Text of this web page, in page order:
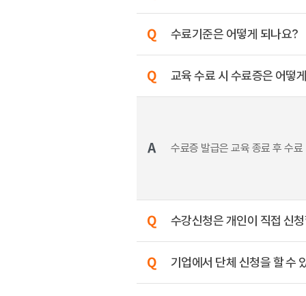
수료기준은 어떻게 되나요?
교육 수료 시 수료증은 어떻
수료증 발급은 교육 종료 후 수
수강신청은 개인이 직접 신
기업에서 단체 신청을 할 수